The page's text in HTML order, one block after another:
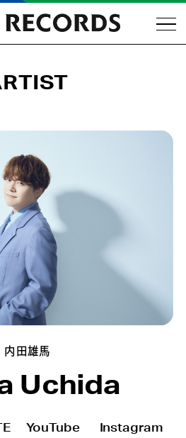
内田雄馬
Uchida
YouTube
Instagram